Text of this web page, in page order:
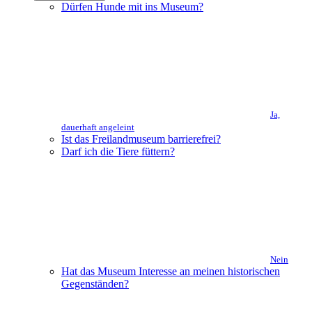
Dürfen Hunde mit ins Museum?
Ja,
dauerhaft angeleint
Ist das Freilandmuseum barrierefrei?
Darf ich die Tiere füttern?
Nein
Hat das Museum Interesse an meinen historischen
Gegenständen?